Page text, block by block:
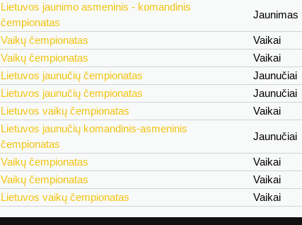
Lietuvos jaunimo asmeninis - komandinis
čempionatas
Jaunimas
Vaikų čempionatas Vaikai
Vaikų čempionatas Vaikai
Lietuvos jaunučių čempionatas Jaunučiai
Lietuvos jaunučių čempionatas Jaunučiai
Lietuvos vaikų čempionatas Vaikai
Lietuvos jaunučių komandinis-asmeninis
čempionatas
Jaunučiai
Vaikų čempionatas Vaikai
Vaikų čempionatas Vaikai
Lietuvos vaikų čempionatas Vaikai